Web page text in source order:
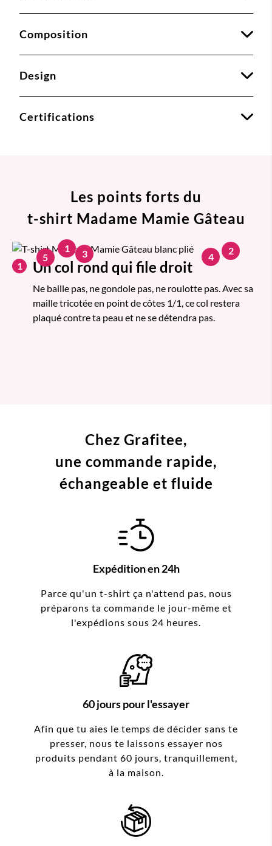
Composition
Design
Certifications
Les points forts du
t-shirt Madame Mamie Gâteau
1 Un col rond qui file droit
Ne baille pas, ne gondole pas, ne roulotte pas. Avec sa
maille tricotée en point de côtes 1/1, ce col restera
plaqué contre ta peau et ne se détendra pas.
1 2
3 4
5
Chez Grafitee,
une commande rapide,
échangeable et fluide
Expédition en 24h
Parce qu'un t-shirt ça n'attend pas, nous
préparons ta commande le jour-même et
l'expédions sous 24 heures.
60 jours pour l'essayer
Afin que tu aies le temps de décider sans te
presser, nous te laissons essayer nos
produits pendant 60 jours, tranquillement,
à la maison.